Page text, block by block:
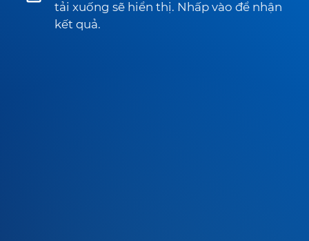
tải xuống sẽ hiển thị. Nhấp vào để nhận
kết quả.